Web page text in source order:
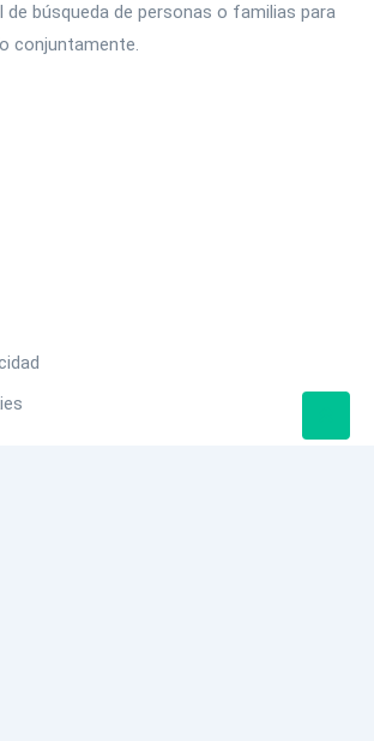
de búsqueda de personas o familias para
conjuntamente.